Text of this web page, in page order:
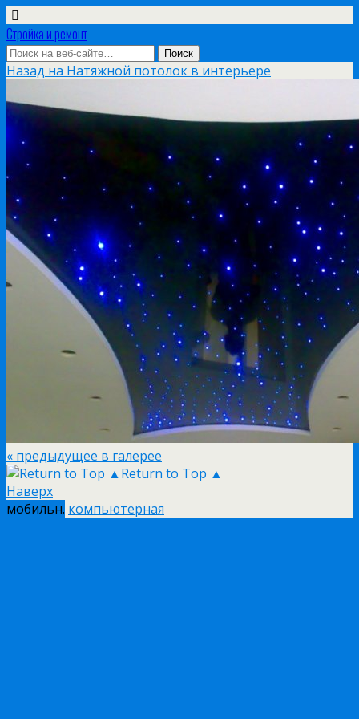
Стройка и ремонт
Назад на Натяжной потолок в интерьере
« предыдущее в галерее
Return to Top ▲
Наверх
мобильн. компьютерная